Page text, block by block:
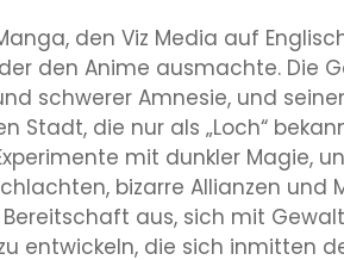
den Viz Media auf
den Anime ausmachte. Die
schwerer Amnesie, und
Stadt, die nur als „Loch“
mit dunkler Magie,
bizarre Allianzen und
aus, sich mit
entwickeln, die sich inmitten